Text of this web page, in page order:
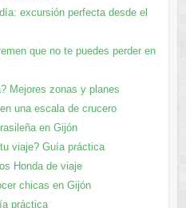
excursión perfecta desde el
que no te puedes perder en
Mejores zonas y planes​
una escala de crucero
en Gijón
viaje? Guía práctica
Honda de viaje
chicas en Gijón
práctica